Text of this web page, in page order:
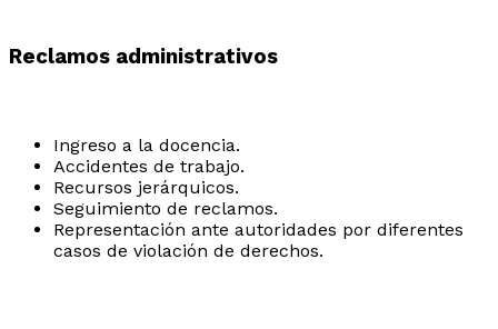
Reclamos administrativos
Ingreso a la docencia.
Accidentes de trabajo.
Recursos jerárquicos.
Seguimiento de reclamos.
Representación ante autoridades por diferentes
casos de violación de derechos.